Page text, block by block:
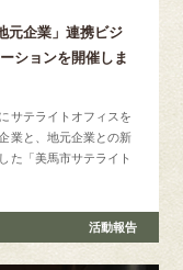
活動報告
元企業」連携ビジ
ションを開催しま
サテライトオフィスを
業と、地元企業との新
た「美馬市サテライト